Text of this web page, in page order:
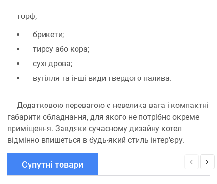
торф;
брикети;
тирсу або кора;
сухі дрова;
вугілля та інші види твердого палива.
Додатковою перевагою є невелика вага і компактні
габарити обладнання, для якого не потрібно окреме
приміщення. Завдяки сучасному дизайну котел
відмінно впишеться в будь-який стиль інтер'єру.
Супутні товари